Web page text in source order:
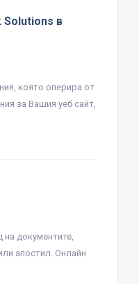
Solutions в
която оперира от
за Вашия уеб сайт,
на документите,
апостил. Онлайн